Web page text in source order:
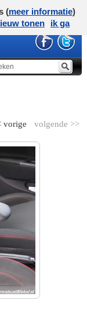
volgende >>
vorige
(meer informatie)
tonen
ik ga